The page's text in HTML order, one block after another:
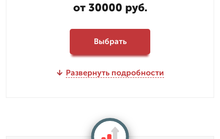
от 30000 руб.
Выбрать
Развернуть подробности